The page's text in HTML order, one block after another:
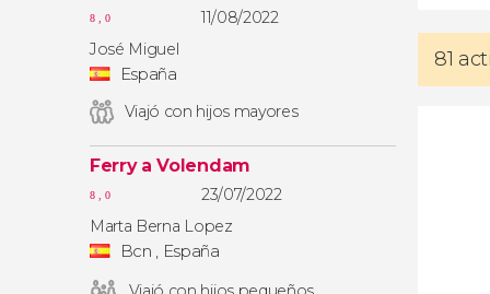
8,0
11/08/2022
José Miguel
España
Viajó con hijos mayores
Ferry a Volendam
8,0
23/07/2022
Marta Berna Lopez
Bcn , España
81